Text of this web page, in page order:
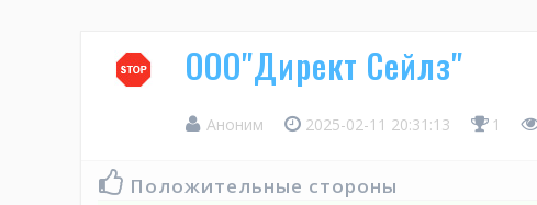
ООО"Директ Сейлз"
Аноним 2025-02-11 20:31:13 1
Положительные стороны